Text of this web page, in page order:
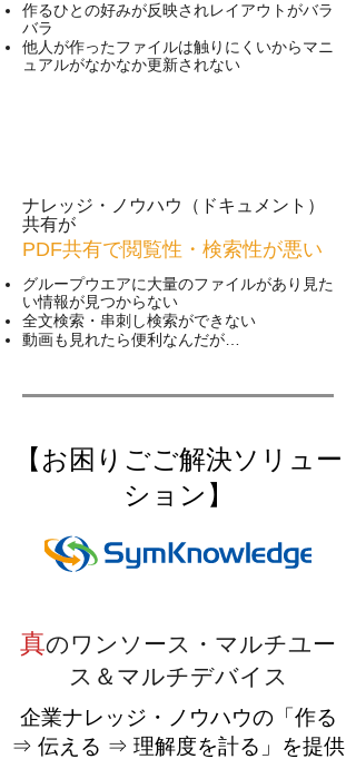
作るひとの好みが反映されレイアウトがバラ
バラ
​他人が作ったファイルは触りにくいからマニ
ュアルがなかなか更新されない
ナレッジ・ノウハウ（ドキュメント）
共有が
PDF共有で閲覧性・検索性が悪い
グループウエアに大量のファイルがあり見た
い情報が見つからない
​全文検索・串刺し検索ができない
​動画も見れたら便利なんだが…
【お困りごご解決ソリュー
ション】
真のワンソース・マルチユー
ス＆マルチデバイス
企業ナレッジ・ノウハウの「作る
⇒ 伝える ⇒ 理解度を計る」を提供